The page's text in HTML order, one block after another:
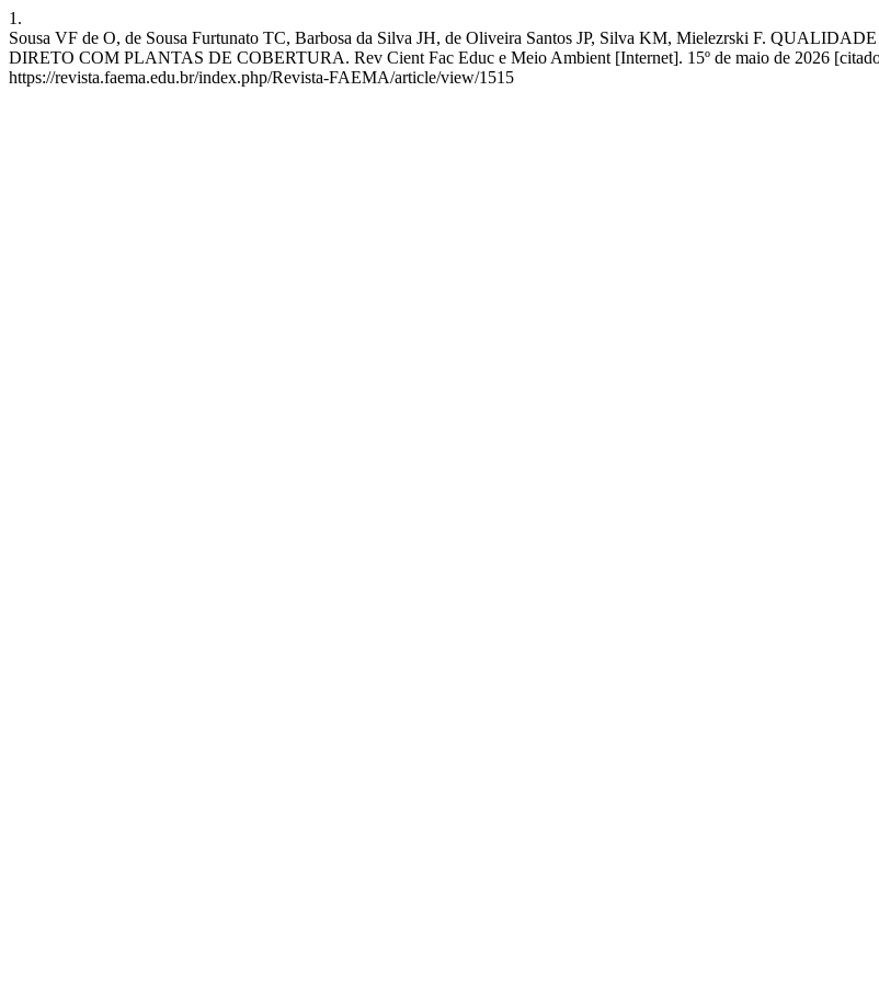
1.
Sousa VF de O, de Sousa Furtunato TC, Barbosa da Silva JH, de Oliveira Santos JP, Silva KM, Mielezrski F.
DIRETO COM PLANTAS DE COBERTURA. Rev Cient Fac Educ e Meio Ambient [Internet]. 15º de maio de 2026
https://revista.faema.edu.br/index.php/Revista-FAEMA/article/view/1515